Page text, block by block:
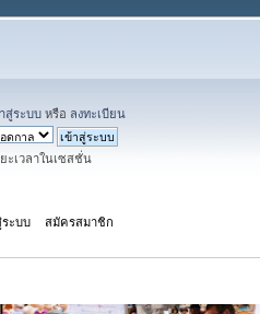
สู่ระบบ หรือ ลงทะเบียน
ะเวลาในเซสชั่น
ระบบ สมัครสมาชิก